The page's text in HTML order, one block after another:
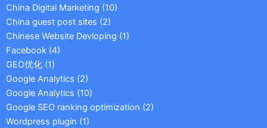
China Digital Marketing (10)
China guest post sites (2)
Chinese Website Devloping (1)
Facebook (4)
GEO优化 (1)
Google Analytics (2)
Google Analytics (10)
Google SEO ranking optimization (2)
Wordpress plugin (1)